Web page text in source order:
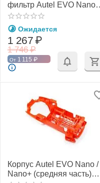
фильтр Autel EVO Nano /
Nano+ (Freewell)
Ожидается
1 746 ₽
1 267₽
От 1 115 ₽
Корпус Autel EVO Nano /
Nano+ (средняя часть)